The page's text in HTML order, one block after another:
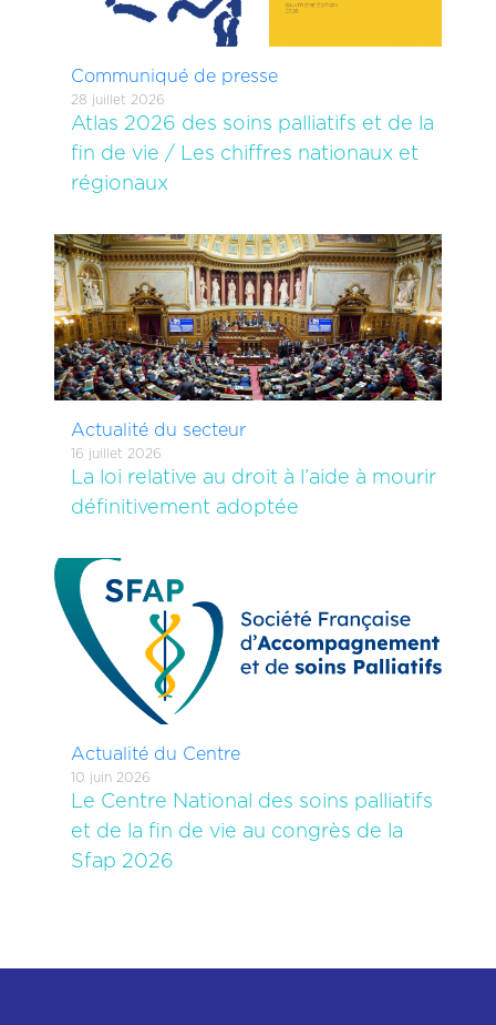
Communiqué de presse
28 juillet 2026
Atlas 2026 des soins palliatifs et de la
fin de vie / Les chiffres nationaux et
régionaux
Actualité du secteur
16 juillet 2026
La loi relative au droit à l’aide à mourir
définitivement adoptée
Actualité du Centre
10 juin 2026
Le Centre National des soins palliatifs
et de la fin de vie au congrès de la
Sfap 2026